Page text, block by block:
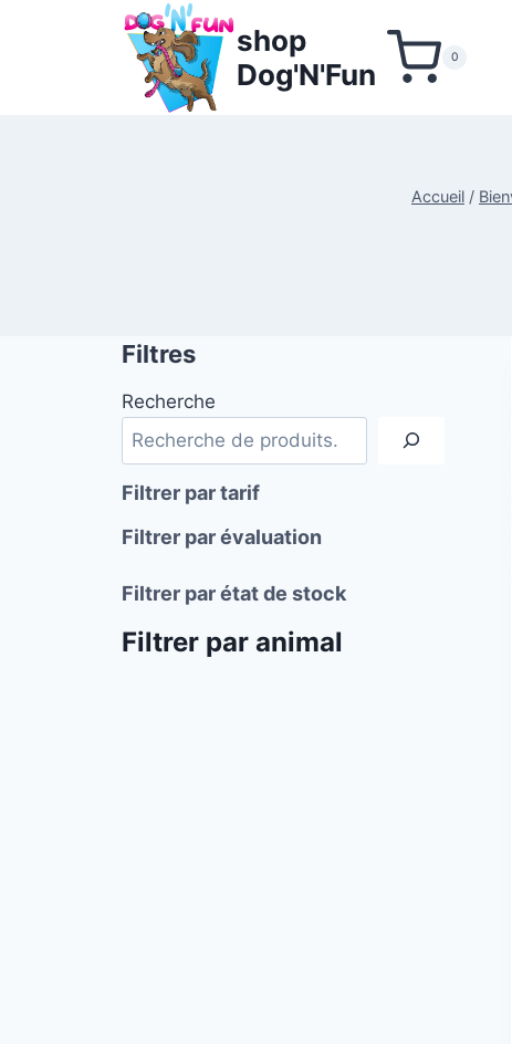
shop
Dog'N'Fun
0
Accueil /
Filtres
Recherche
Filtrer par tarif
Filtrer par évaluation
Filtrer par état de stock
Filtrer par animal